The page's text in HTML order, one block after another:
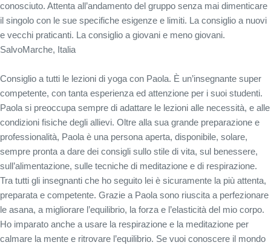
conosciuto. Attenta all’andamento del gruppo senza mai dimenticare
il singolo con le sue specifiche esigenze e limiti. La consiglio a nuovi
e vecchi praticanti. La consiglio a giovani e meno giovani.
SalvoMarche, Italia
Consiglio a tutti le lezioni di yoga con Paola. È un’insegnante super
competente, con tanta esperienza ed attenzione per i suoi studenti.
Paola si preoccupa sempre di adattare le lezioni alle necessità, e alle
condizioni fisiche degli allievi. Oltre alla sua grande preparazione e
professionalità, Paola è una persona aperta, disponibile, solare,
sempre pronta a dare dei consigli sullo stile di vita, sul benessere,
sull’alimentazione, sulle tecniche di meditazione e di respirazione.
Tra tutti gli insegnanti che ho seguito lei è sicuramente la più attenta,
preparata e competente. Grazie a Paola sono riuscita a perfezionare
le asana, a migliorare l’equilibrio, la forza e l’elasticità del mio corpo.
Ho imparato anche a usare la respirazione e la meditazione per
calmare la mente e ritrovare l’equilibrio. Se vuoi conoscere il mondo